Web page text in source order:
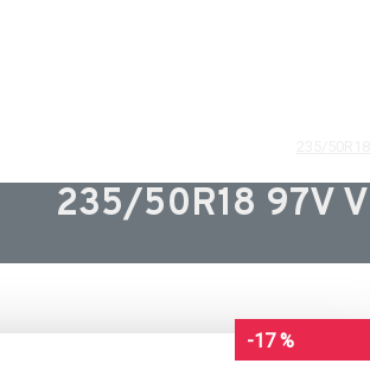
235/50R18 97V
-17 %